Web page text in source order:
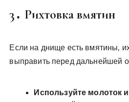
3․ Рихтовка вмятин
Если на днище есть вмятины‚
выправить перед дальнейшей
Используйте молоток